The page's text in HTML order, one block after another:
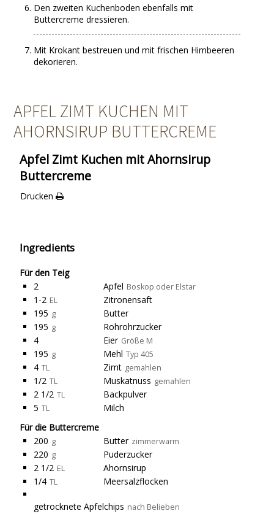
Den zweiten Kuchenboden ebenfalls mit
Buttercreme dressieren.
Mit Krokant bestreuen und mit frischen Himbeeren
dekorieren.
APFEL ZIMT KUCHEN MIT
AHORNSIRUP BUTTERCREME
Apfel Zimt Kuchen mit Ahornsirup
Buttercreme
Drucken
Ingredients
Für den Teig
2
Apfel Boskop oder Elstar
1-2 EL
Zitronensaft
195 g
Butter
195 g
Rohrohrzucker
4
Eier Größe M
195 g Mehl Typ 405
4 TL Zimt gemahlen
1/2 TL Muskatnuss gemahlen
2 1/2 TL
Backpulver
5 TL
Milch
Für die Buttercreme
200 g Butter zimmerwarm
220 g
Puderzucker
2 1/2 EL
Ahornsirup
1/4 TL Meersalzflocken
getrocknete Apfelchips nach Belieben